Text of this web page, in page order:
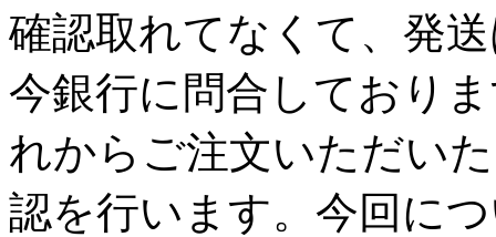
確認取れてなくて、発
今銀行に問合しており
れからご注文いただい
認を行います。今回に